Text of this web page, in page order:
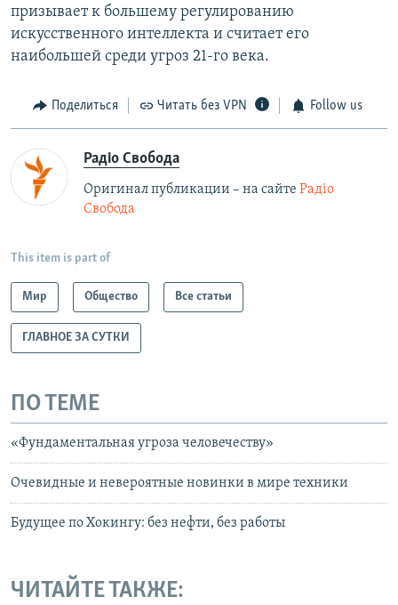
призывает к большему регулированию
искусственного интеллекта и считает его
наибольшей среди угроз 21-го века.
Поделиться Читать без VPN Follow us
Радіо Свобода
Оригинал публикации – на сайте Радіо
Свобода
This item is part of
Мир Общество Все статьи
ГЛАВНОЕ ЗА СУТКИ
ПО ТЕМЕ
«Фундаментальная угроза человечеству»
Очевидные и невероятные новинки в мире техники
Будущее по Хокингу: без нефти, без работы
ЧИТАЙТЕ ТАКЖЕ: